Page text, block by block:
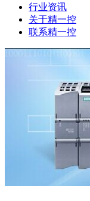
行业资讯
关于精一控
联系精一控